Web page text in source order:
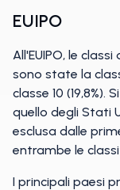
EUIPO
All'EUIPO, le
sono state la
classe 10
quello degli Stati
esclusa dalle
entrambe le
I principali paesi